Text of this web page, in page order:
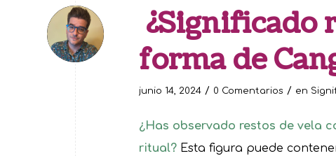
¿Significado
forma de
junio 14, 2024 / 0 Comentarios / en
¿Has observado restos de vela
ritual? Esta figura puede